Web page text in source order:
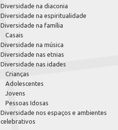
Diversidade na diaconia
Diversidade na espiritualidade
Diversidade na família
Casais
Diversidade na música
Diversidade nas etnias
Diversidade nas idades
Crianças
Adolescentes
Jovens
Pessoas Idosas
Diversidade nos espaços e ambientes
celebrativos